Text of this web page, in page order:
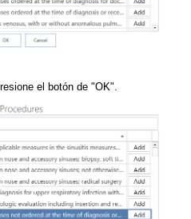
el botón de "OK".